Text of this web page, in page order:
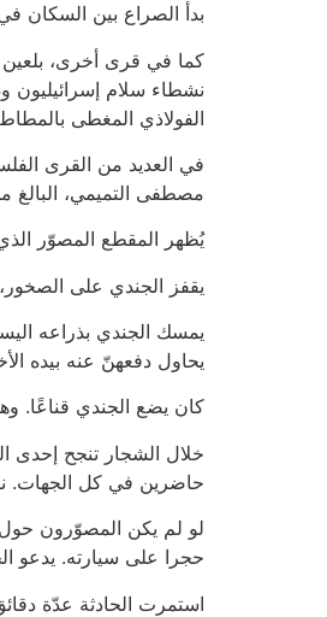
بدأ الصراع بين السكان
كما في قرى أخرى،
نشطاء سلام إسرائيليون
الفولاذي المغطى
في العديد من القرى
مصطفى التميمي، البالغ من العمر 28 عاما، حتى الموت في المظاهرة، وأصيبت إحدى الفتيات برصاصة في رجلها. في الحادثة
يُظهر المقطع المصوّر
يقفز الجندي على
يحاول دفعهنّ عنه بيده
كان يضع الجندي قناعًا.
خلال الشجار تنجح إحدى
حاضرين في كل الجهات.
لو لم يكن المصوّرون
حجرا على سيارته. يدعو
استمرت الحادثة عدّة